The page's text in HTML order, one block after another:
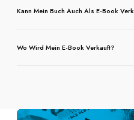
Kann Mein Buch Auch Als E-Book
Wo Wird Mein E-Book Verkauft?